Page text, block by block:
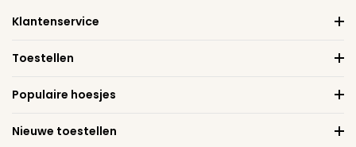
Klantenservice
Toestellen
Populaire hoesjes
Nieuwe toestellen